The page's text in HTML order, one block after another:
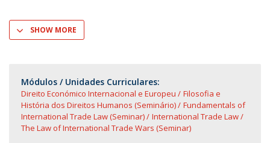
SHOW MORE
Módulos / Unidades Curriculares:
Direito Económico Internacional e Europeu
Filosofia e
História dos Direitos Humanos (Seminário)
Fundamentals of
International Trade Law (Seminar)
International Trade Law
The Law of International Trade Wars (Seminar)